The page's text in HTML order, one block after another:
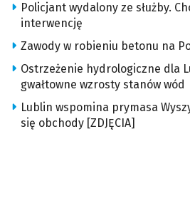
Policjant wydalony ze służby.
interwencję
Zawody w robieniu betonu na
Ostrzeżenie hydrologiczne dla
gwałtowne wzrosty stanów wód
Lublin wspomina prymasa
się obchody [ZDJĘCIA]